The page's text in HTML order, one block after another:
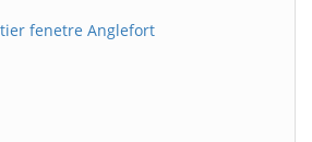
fenetre Anglefort